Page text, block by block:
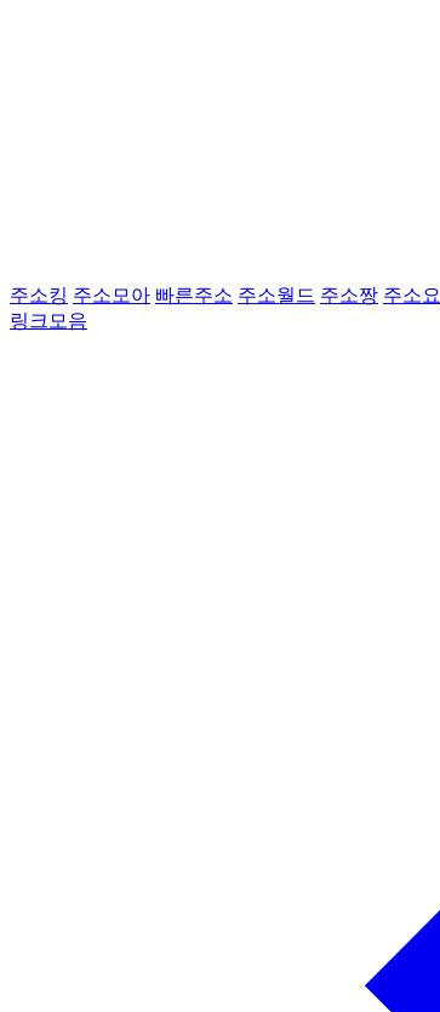
주소킹 주소모아 빠른주소 주소월드 주소짱 주소요
링크모음